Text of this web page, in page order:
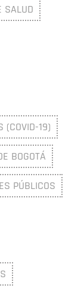
SALUD
(COVID-19)
BOGOTÁ
PÚBLICOS